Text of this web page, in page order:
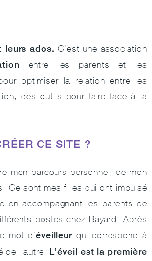
leurs ados. C’est une association
entre les parents et les
optimiser la relation entre les
des outils pour faire face à la
CE SITE ?
mon parcours personnel, de mon
Ce sont mes filles qui ont impulsé
en accompagnant les parents de
postes chez Bayard. Après
mot d’éveilleur qui correspond à
de l’autre. L’éveil est la première